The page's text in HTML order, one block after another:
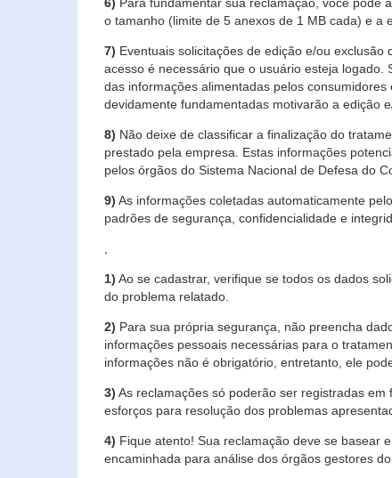
o tamanho (limite de 5 anexos de 1 MB cada) e a
7) Eventuais solicitações de edição e/ou
acesso é necessário que o usuário esteja
das informações alimentadas pelos
devidamente fundamentadas motivarão a edição
8) Não deixe de classificar a finalização do
prestado pela empresa. Estas informações
pelos órgãos do Sistema Nacional de Defesa do
9) As informações coletadas automaticamente pelo
padrões de segurança, confidencialidade e
1) Ao se cadastrar, verifique se todos os dados
do problema relatado.
2) Para sua própria segurança, não preencha
informações pessoais necessárias para o
informações não é obrigatório, entretanto, ele
3) As reclamações só poderão ser registradas
esforços para resolução dos problemas
4) Fique atento! Sua reclamação deve se basear
encaminhada para análise dos órgãos gestores do